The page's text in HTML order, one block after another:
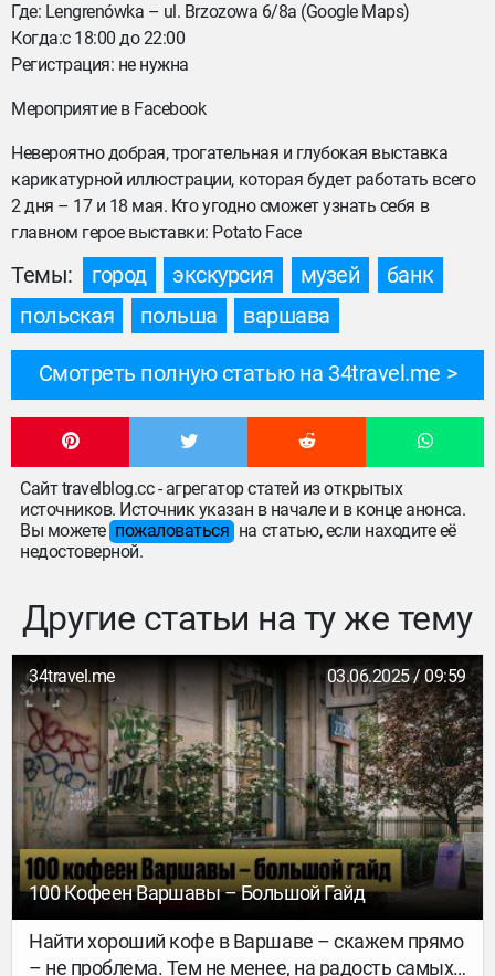
Где: Lengrenówka – ul. Brzozowa 6/8a (Google Maps)
Когда:с 18:00 до 22:00
Регистрация: не нужна
Мероприятие в Facebook
Невероятно добрая, трогательная и глубокая выставка
карикатурной иллюстрации, которая будет работать всего
2 дня – 17 и 18 мая. Кто угодно сможет узнать себя в
главном герое выставки: Potato Face
Темы: город экскурсия музей
банк
польская
польша варшава
Смотреть полную статью на 34travel.me
Сайт travelblog.cc - агрегатор статей из открытых
источников. Источник указан в начале и в конце анонса.
Вы можете пожаловаться на статью, если находите её
недостоверной.
Другие статьи на ту же тему
34travel.me 03.06.2025 / 09:59
100 Кофеен Варшавы – Большой Гайд
Найти хороший кофе в Варшаве – скажем прямо
– не проблема. Тем не менее, на радость самых